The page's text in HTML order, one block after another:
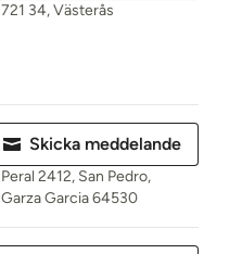
721 34, Västerås
Skicka meddelande
Peral 2412, San Pedro,
Garza Garcia 64530